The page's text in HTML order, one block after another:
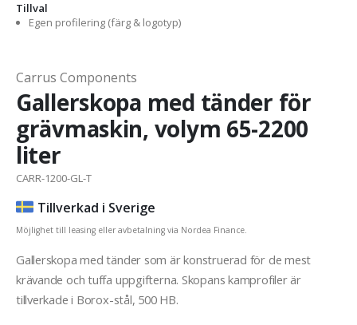
Tillval
Egen profilering (färg & logotyp)
Carrus Components
Gallerskopa med tänder för
grävmaskin, volym 65-2200
liter
CARR-1200-GL-T
Tillverkad i Sverige
Möjlighet till leasing eller avbetalning via Nordea Finance.
Gallerskopa med tänder som är konstruerad för de mest
krävande och tuffa uppgifterna. Skopans kamprofiler är
tillverkade i Borox-stål, 500 HB.